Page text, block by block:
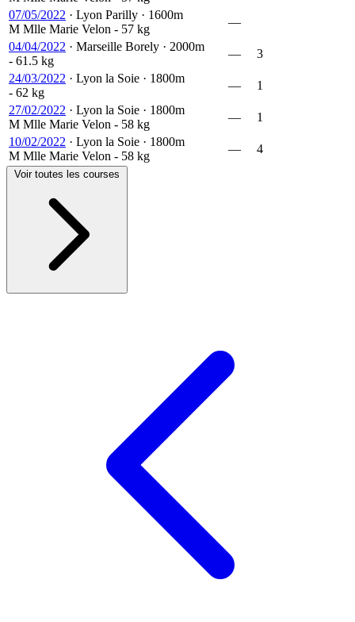
07/05/2022 · Lyon Parilly · 1600m
M Mlle Marie Velon - 57 kg
—
04/04/2022 · Marseille Borely · 2000m
- 61.5 kg
—
3
24/03/2022 · Lyon la Soie · 1800m
- 62 kg
—
1
27/02/2022 · Lyon la Soie · 1800m
M Mlle Marie Velon - 58 kg
—
1
10/02/2022 · Lyon la Soie · 1800m
M Mlle Marie Velon - 58 kg
— 4
Voir toutes les courses